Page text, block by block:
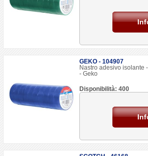
GEKO - 104907
Nastro adesivo isolante
- Geko
Disponibilità: 400